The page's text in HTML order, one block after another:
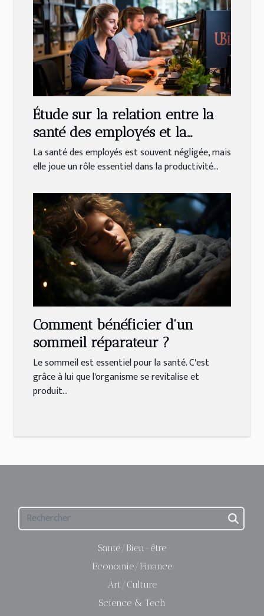
Étude sur la relation entre la
santé des employés et la
productivité en entreprise
La santé des employés est souvent négligée, mais
elle joue un rôle essentiel dans la productivité...
Comment bénéficier d'un
sommeil réparateur ?
Le sommeil est essentiel pour la santé. C'est
grâce à lui que l'organisme se revitalise et
produit...
Santé/Bien-être
Economie/Finance
Art/Culture
Science & Tech